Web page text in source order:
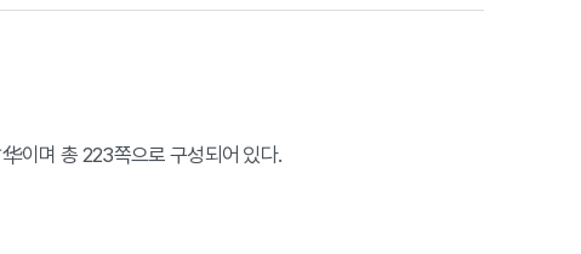
이며 총 223쪽으로 구성되어 있다.